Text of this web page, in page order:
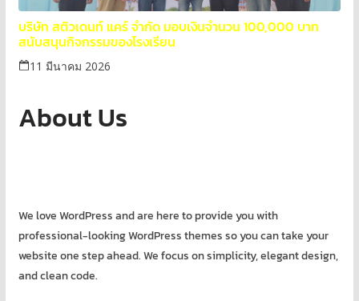
บริษัท สติวเดนท์ แคร์ จำกัด มอบเงินจำนวน 100,000 บาท
สนับสนุนกิจกรรมของโรงเรียน
11 มีนาคม 2026
About Us
We love WordPress and are here to provide you with
professional-looking WordPress themes so you can take your
website one step ahead. We focus on simplicity, elegant design,
and clean code.